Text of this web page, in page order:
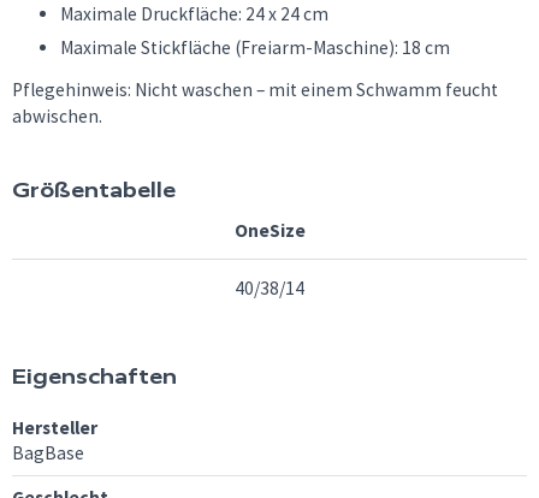
Maximale Druckfläche: 24 x 24 cm
Maximale Stickfläche (Freiarm-Maschine): 18 cm
Pflegehinweis: Nicht waschen – mit einem Schwamm feucht
abwischen.
Größentabelle
OneSize
40/38/14
Eigenschaften
Hersteller
BagBase